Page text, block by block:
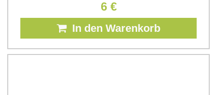
6 €
In den Warenkorb